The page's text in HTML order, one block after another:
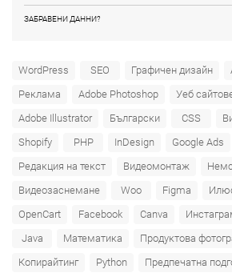
ЗАБРАВЕНИ ДАННИ?
WordPress SEO Графичен дизайн
Реклама
Adobe Photoshop Уеб
Adobe Illustrator
Български CSS
Shopify
PHP InDesign Google Ads
Редакция на текст
Видеомонтаж
Видеозаснемане
Woo Figma
OpenCart
Facebook Canva
Java
Математика Продуктова
Копирайтинг
Python
Предпечатна